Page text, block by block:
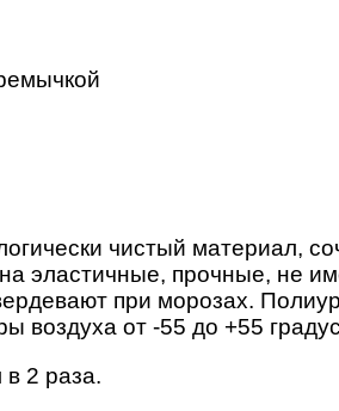
чистый материал,
эластичные, прочные, не
при морозах.
воздуха от -55 до +55
2 раза.